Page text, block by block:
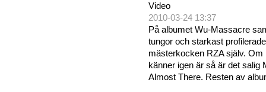
Video
2010-03-24 13:37
På albumet Wu-Massacre
tungor och starkast
mästerkocken RZA själv.
känner igen är så är det salig
Almost There. Resten av